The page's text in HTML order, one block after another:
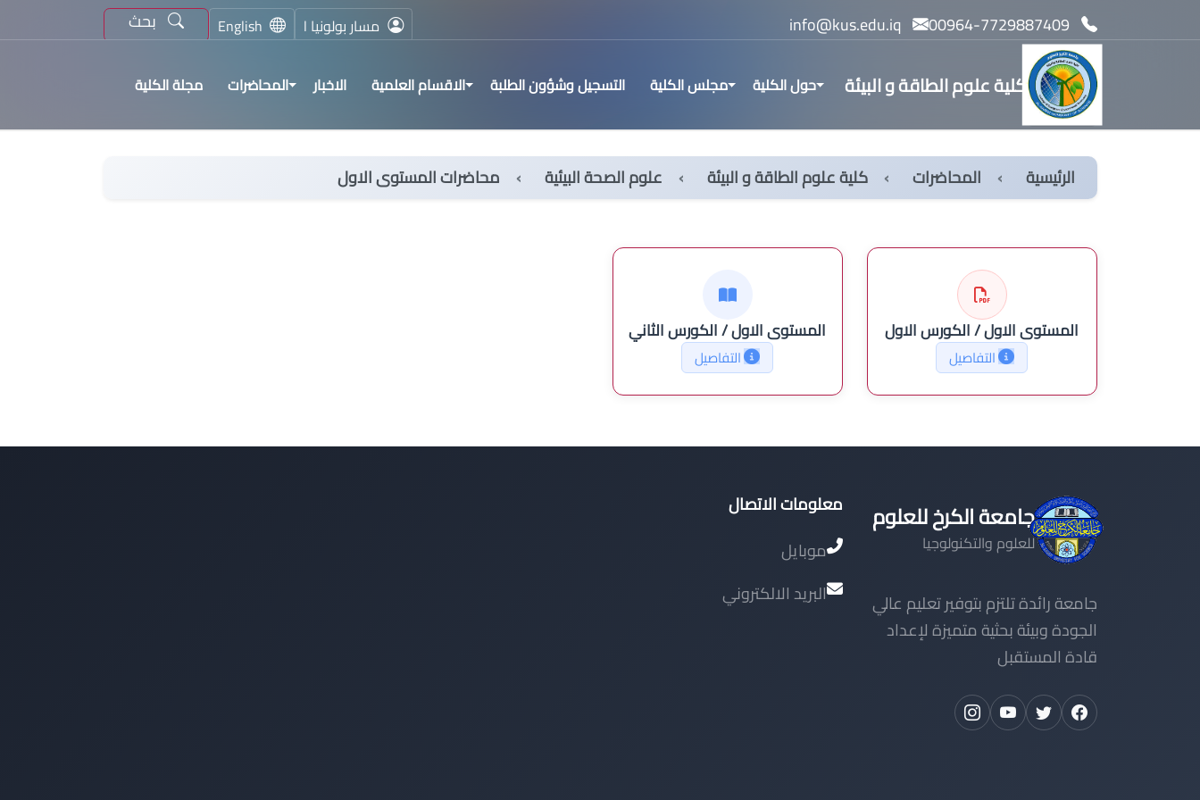
info@kus.edu.iq مسار بولونيا l بحث
كلية علوم الطاقة و البيئة حول الكلية مجلس الكلية التسجيل وشؤون الطلبة الاقسام العلمية الاخبار المحاضرات مجلة الكلية
الرئيسية المحاضرات كلية علوم الطاقة و البيئة علوم الصحة البيئية محاضرات المستوى الاول
المستوى الاول / الكورس الاول
التفاصيل
المستوى الاول / الكورس الثاني
التفاصيل
جامعة الكرخ للعلوم
للعلوم والتكنولوجيا
جامعة رائدة تلتزم بتوفير تعليم عالي
الجودة وبيئة بحثية متميزة لإعداد
قادة المستقبل
معلومات الاتصال
موبايل
البريد الالكتروني